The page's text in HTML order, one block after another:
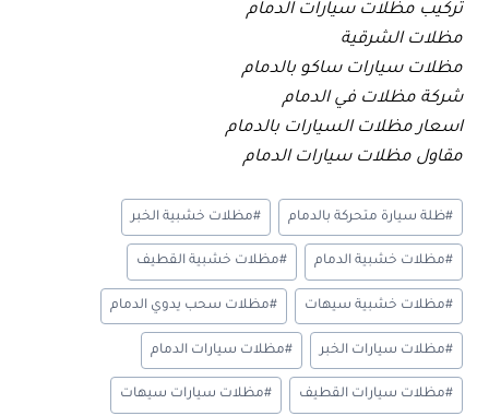
تركيب مظلات سيارات الدمام
مظلات الشرقية
مظلات سيارات ساكو بالدمام
شركة مظلات في الدمام
اسعار مظلات السيارات بالدمام
مقاول مظلات سيارات الدمام
وسوم
المقال:
#ظلة سيارة متحركة بالدمام #مظلات خشبية الخبر
#مظلات خشبية الدمام #مظلات خشبية القطيف
#مظلات خشبية سيهات #مظلات سحب يدوي الدمام
#مظلات سيارات الخبر #مظلات سيارات الدمام
#مظلات سيارات القطيف #مظلات سيارات سيهات